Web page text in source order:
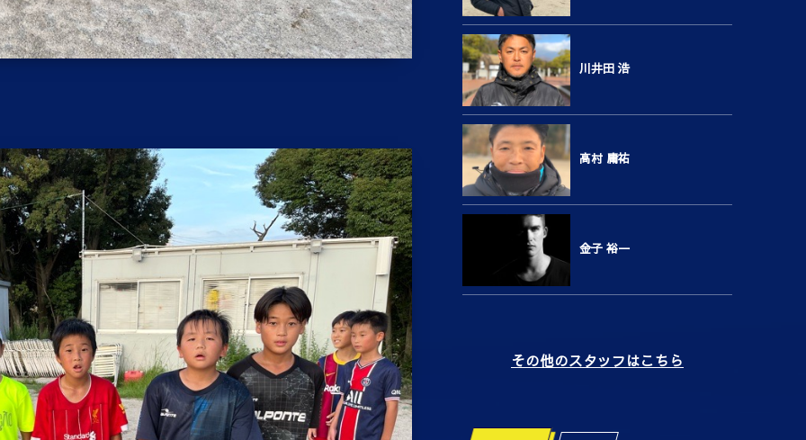
川井田 浩
高村 庸祐
金子 裕一
その他のスタッフはこちら